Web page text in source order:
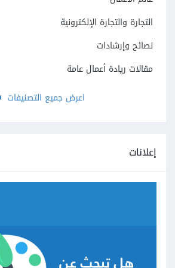
التجارة والتجارة الإلكترونية
نصائح وإرشادات
مقالات ريادة أعمال عامة
اعرض جميع التصنيفات
إعلانات